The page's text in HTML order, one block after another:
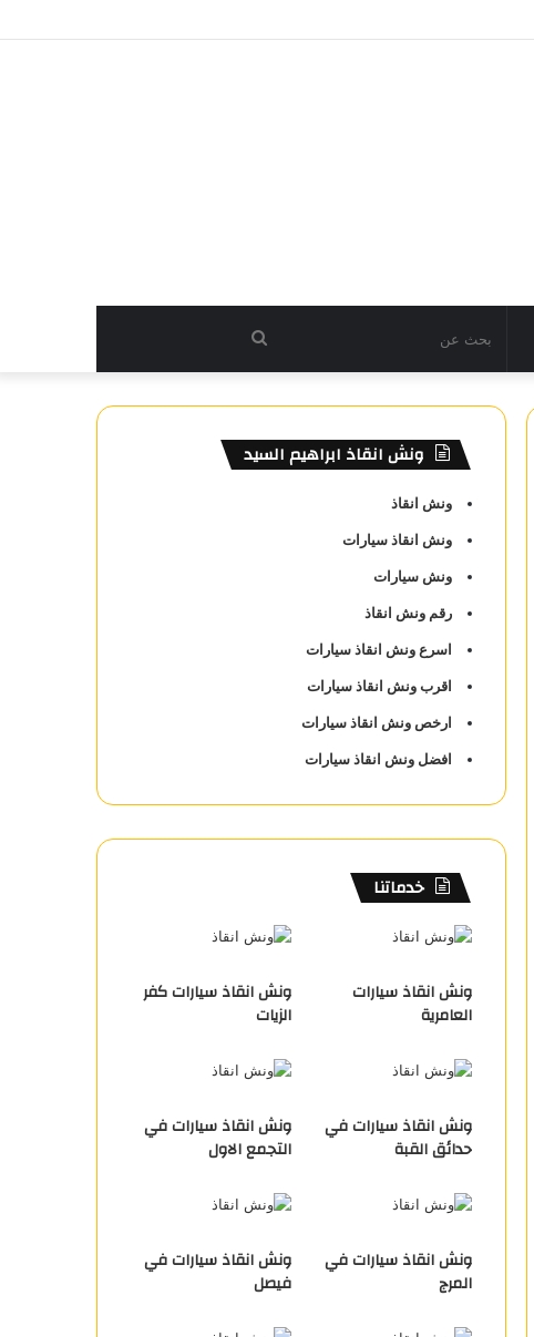
عن
ونش انقاذ ابراهيم السيد
ونش انقاذ
ونش انقاذ سيارات
ونش سيارات
رقم ونش انقاذ
اسرع ونش انقاذ سيارات
اقرب ونش انقاذ سيارات
ارخص ونش انقاذ سيارات
افضل ونش انقاذ سيارات
خدماتنا
ونش انقاذ سيارات
العامرية
ونش انقاذ سيارات كفر
الزيات
ونش انقاذ سيارات في
حدائق القبة
ونش انقاذ سيارات في
التجمع الاول
ونش انقاذ سيارات في
المرج
ونش انقاذ سيارات في
فيصل